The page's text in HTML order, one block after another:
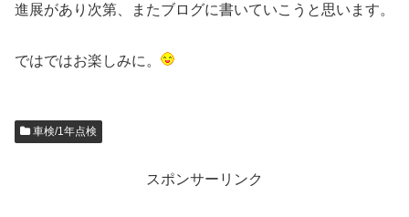
進展があり次第、またブログに書いていこうと思います。
ではではお楽しみに。
車検/1年点検
スポンサーリンク